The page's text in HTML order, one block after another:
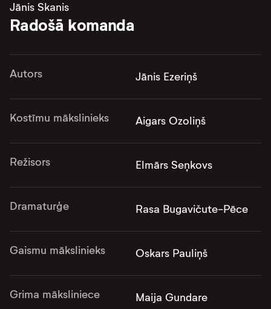
Jānis Skanis
Radošā komanda
Autors Jānis Ezeriņš
Kostīmu mākslinieks Aigars Ozoliņš
Režisors Elmārs Seņkovs
Dramaturģe Rasa Bugavičute-Pēce
Gaismu mākslinieks Oskars Pauliņš
Grima māksliniece Maija Gundare